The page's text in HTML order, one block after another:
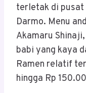
terletak di pusat
Darmo. Menu
Akamaru
babi yang kaya
Ramen relatif
hingga Rp